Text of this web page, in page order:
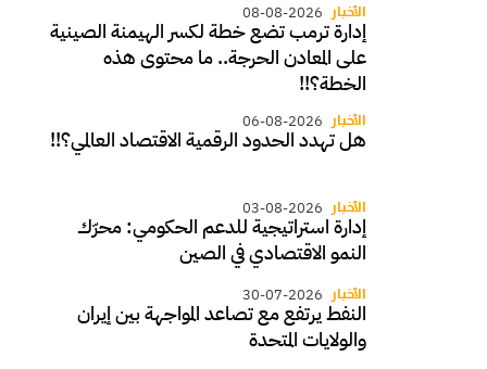
الأخبار 08-08-2026
إدارة ترمب تضع خطة لكسر الهيمنة الصينية
على المعادن الحرجة.. ما محتوى هذه
الخطة؟!!
الأخبار 06-08-2026
هل تهدد الحدود الرقمية الاقتصاد العالمي؟!!
الأخبار 03-08-2026
إدارة استراتيجية للدعم الحكومي: محرّك
النمو الاقتصادي في الصين
الأخبار 30-07-2026
النفط يرتفع مع تصاعد المواجهة بين إيران
والولايات المتحدة